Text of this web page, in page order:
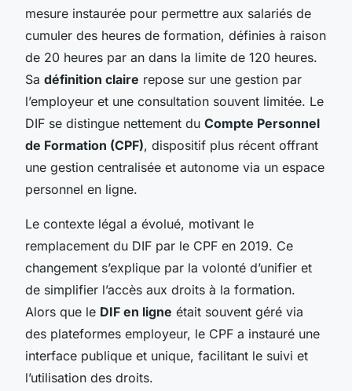
mesure instaurée pour permettre aux salariés de
cumuler des heures de formation, définies à raison
de 20 heures par an dans la limite de 120 heures.
Sa définition claire repose sur une gestion par
l’employeur et une consultation souvent limitée. Le
DIF se distingue nettement du Compte Personnel
de Formation (CPF), dispositif plus récent offrant
une gestion centralisée et autonome via un espace
personnel en ligne.
Le contexte légal a évolué, motivant le
remplacement du DIF par le CPF en 2019. Ce
changement s’explique par la volonté d’unifier et
de simplifier l’accès aux droits à la formation.
Alors que le DIF en ligne était souvent géré via
des plateformes employeur, le CPF a instauré une
interface publique et unique, facilitant le suivi et
l’utilisation des droits.